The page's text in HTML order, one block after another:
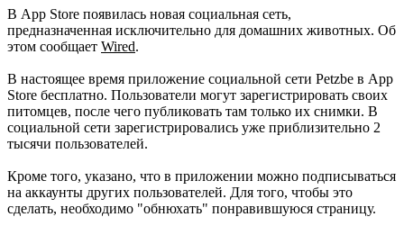
В App Store появилась новая социальная сеть,
предназначенная исключительно для домашних животных. Об
этом сообщает Wired.
В настоящее время приложение социальной сети Petzbe в App
Store бесплатно. Пользователи могут зарегистрировать своих
питомцев, после чего публиковать там только их снимки. В
социальной сети зарегистрировались уже приблизительно 2
тысячи пользователей.
Кроме того, указано, что в приложении можно подписываться
на аккаунты других пользователей. Для того, чтобы это
сделать, необходимо "обнюхать" понравившуюся страницу.